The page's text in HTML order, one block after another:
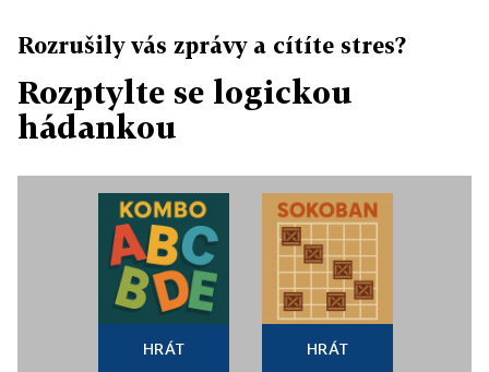
Rozrušily vás zprávy a cítíte stres?
Rozptylte se logickou
hádankou
HRÁT HRÁT